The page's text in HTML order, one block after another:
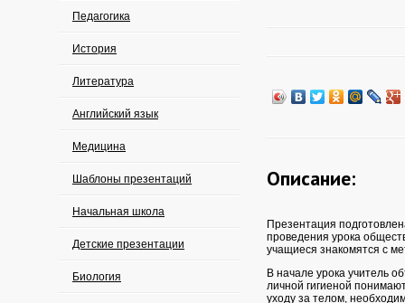
Педагогика
История
Литература
Английский язык
Медицина
Шаблоны презентаций
Начальная школа
Детские презентации
Биология
Описание:
Презентация
проведения урока
учащиеся знакомятся с
В начале урока учитель
личной гигиеной
уходу за телом,